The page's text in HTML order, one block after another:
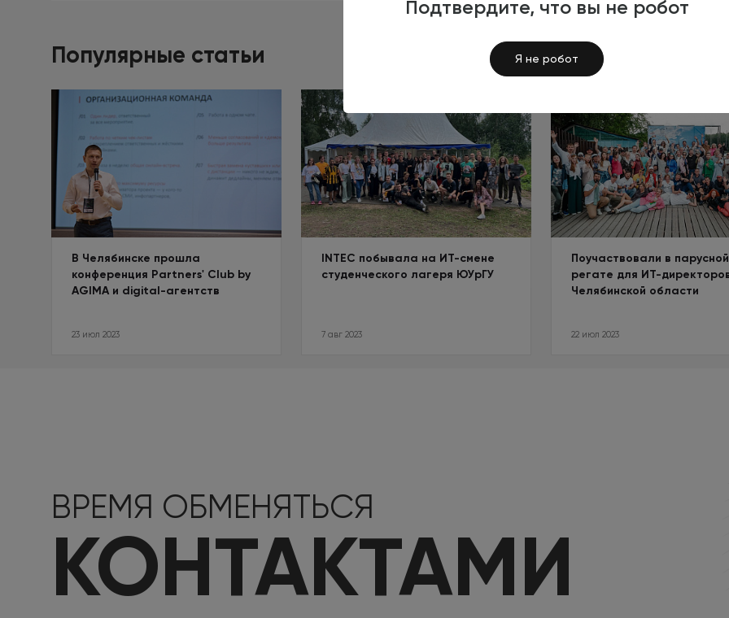
Подтвердите, что вы не робот
Я не робот
Популярные статьи
В Челябинске прошла
конференция Partners' Club by
AGIMA и digital-агентств
23 июл 2023
INTEC побывала на ИТ-смене
студенческого лагеря ЮУрГУ
7 авг 2023
Поучаствовали в парусной
регате для ИТ-
Челябинской области
22 июл 2023
ВРЕМЯ ОБМЕНЯТЬСЯ
КОНТАКТАМИ